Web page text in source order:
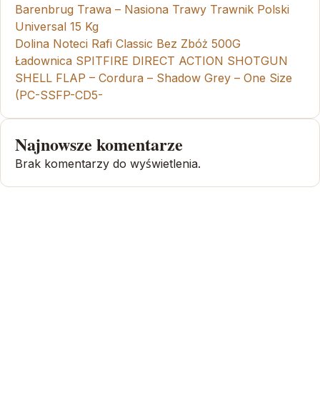
Barenbrug Trawa – Nasiona Trawy Trawnik Polski
Universal 15 Kg
Dolina Noteci Rafi Classic Bez Zbóż 500G
Ładownica SPITFIRE DIRECT ACTION SHOTGUN
SHELL FLAP – Cordura – Shadow Grey – One Size
(PC-SSFP-CD5-
Najnowsze komentarze
Brak komentarzy do wyświetlenia.